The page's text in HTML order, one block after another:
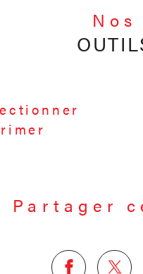
Nos
Partager